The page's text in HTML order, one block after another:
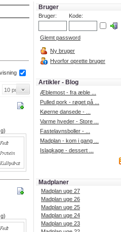
Bruger
Bruger: Kode:
Glemt password
Ny bruger
Hvorfor oprette bruger
Artikler - Blog
Æblemost - fra æble ...
Pulled pork - røget på ...
Køerne dansede - ...
Varme hveder - Store ...
Fastelavnsboller - ...
Madplan - kom i gang ...
Islagkage - dessert ...
Madplaner
Madplan uge 27
Madplan uge 26
Madplan uge 25
Madplan uge 24
Madplan uge 23